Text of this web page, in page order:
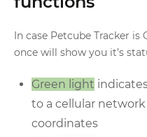
In case Petcube Tracker
once will show you it’s
Green light
to a cellular
coordinates